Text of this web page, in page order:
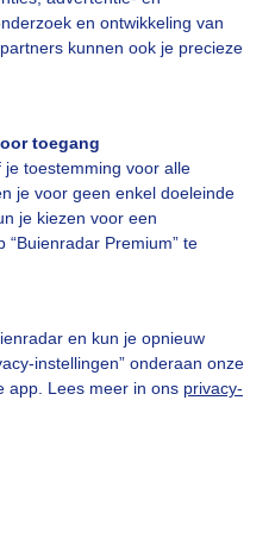
en ontwikkeling van
kunnen ook je precieze
toegang
toestemming voor alle
je voor geen enkel doeleinde
je kiezen voor een
Premium” te
en kun je opnieuw
instellingen” onderaan onze
app. Lees meer in ons privacy-